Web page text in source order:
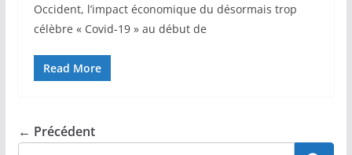
Occident, l’impact économique du désormais trop
célèbre « Covid-19 » au début de
Read More
← Précédent